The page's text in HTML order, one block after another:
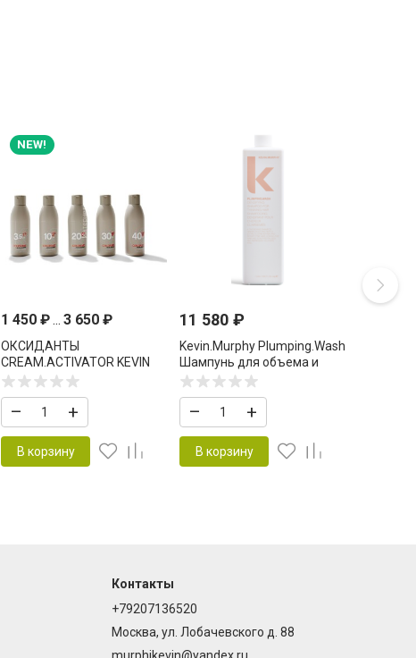
NEW!
1 450 ₽... 3 650 ₽
ОКСИДАНТЫ
CREAM.ACTIVATOR KEVIN
MURPHY COLOR ME
– +
В корзину
11 580 ₽
Kevin.Murphy Plumping.Wash
Шампунь для объема и
уплотнения волос 1000 мл
– +
В корзину
Контакты
+79207136520
Москва, ул. Лобачевского д. 88